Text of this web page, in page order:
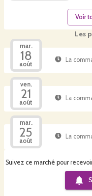
Les
mar.
18
août
La
ven.
21
août
La
mar.
25
août
La
Suivez ce marché pour
Voir